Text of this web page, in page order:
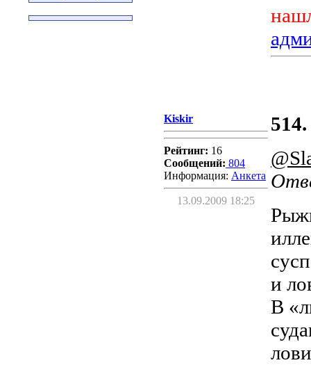
Kiskir
Рейтинг: 16
Сообщений: 804
Информация: Aнкета
13.09.2009 18:25
514.
и
В